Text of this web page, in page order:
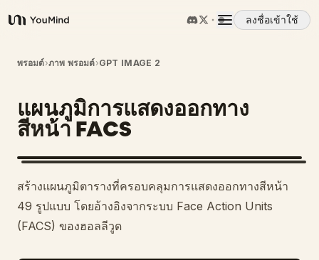
YouMind
ลงชื่อเข้าใช้
ภาพรวม
กรณีการใช้งาน
ทักษะ
พรอมต์
พรอมต์›ภาพ พรอมต์›GPT IMAGE 2
แผนภูมิการแสดงออกทาง
สีหน้า FACS
สร้างแผนภูมิตารางที่ครอบคลุมการแสดงออกทางสีหน้า
49 รูปแบบ โดยอ้างอิงจากระบบ Face Action Units
(FACS) ของฮอลลีวูด